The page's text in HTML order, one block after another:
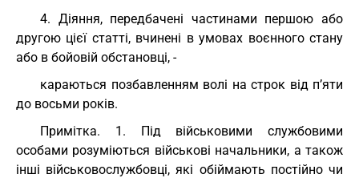
4. Діяння, передбачені частинами першою або
другою цієї статті, вчинені в умовах воєнного стану
або в бойовій обстановці, -
караються позбавленням волі на строк від п’яти
до восьми років.
Примітка. 1. Під військовими службовими
особами розуміються військові начальники, а також
інші військовослужбовці, які обіймають постійно чи